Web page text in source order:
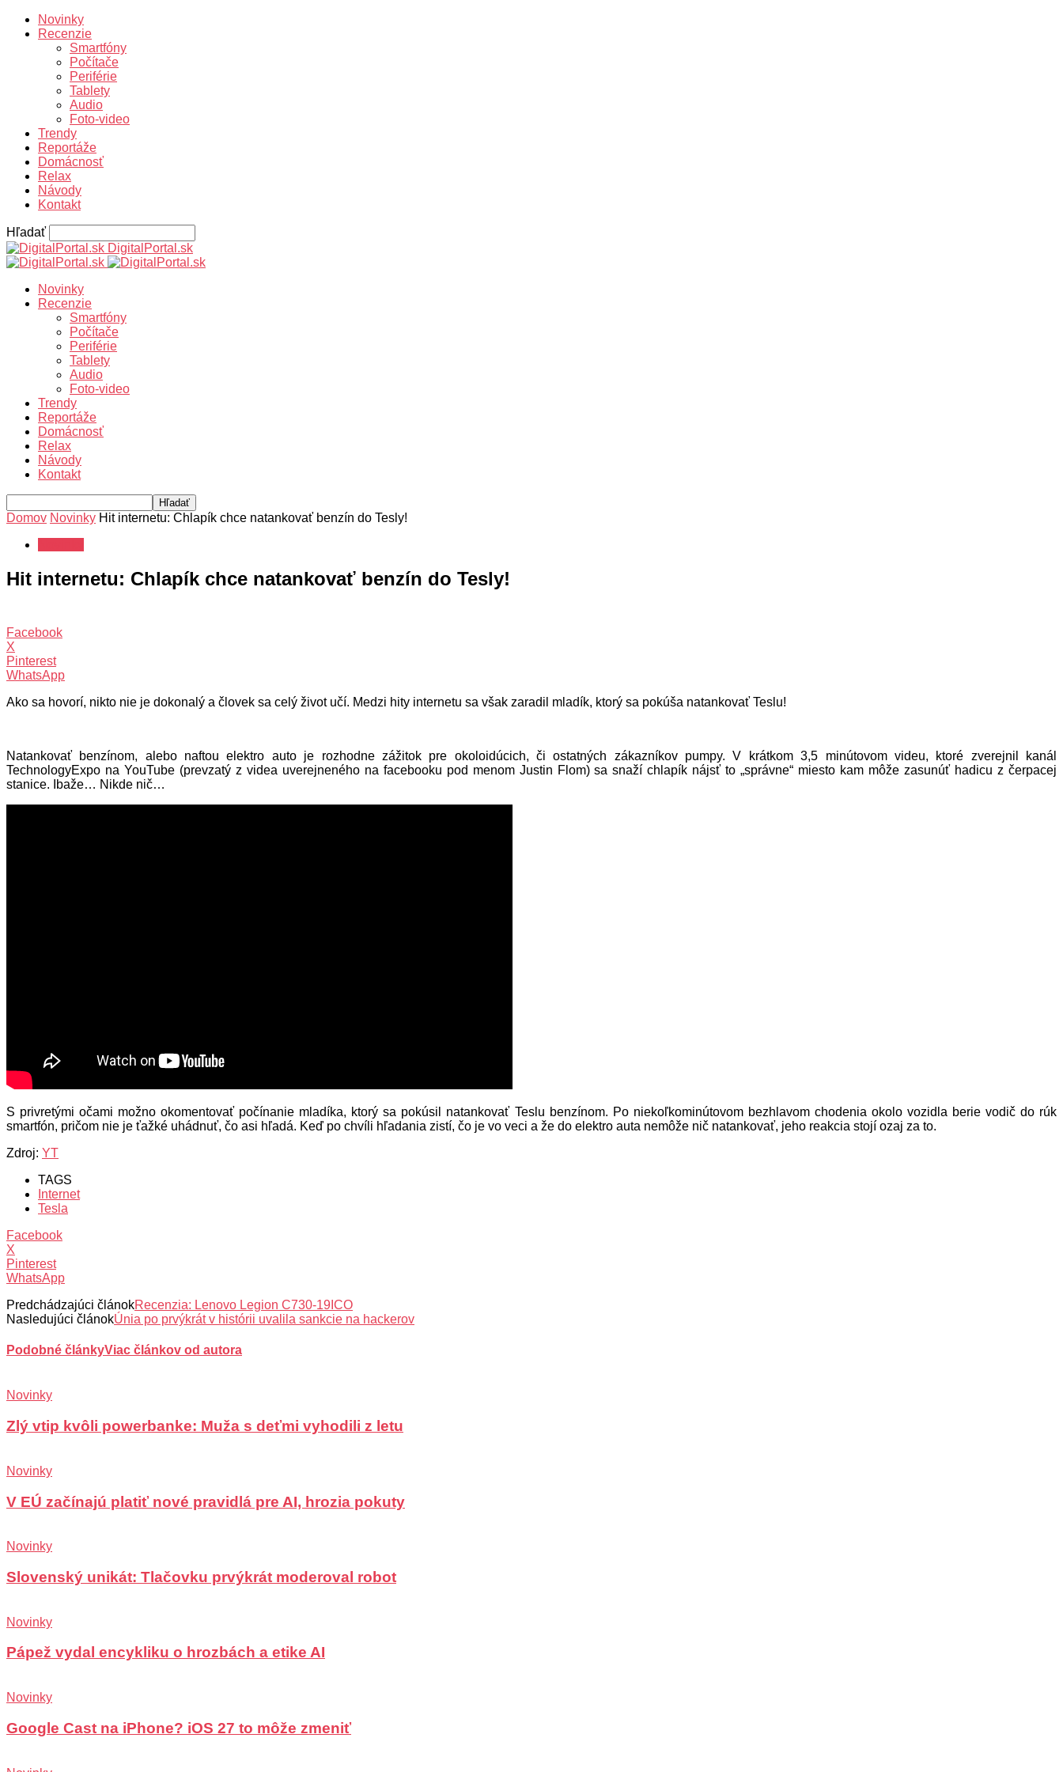
Novinky
Recenzie
Smartfóny
Počítače
Periférie
Tablety
Audio
Foto-video
Trendy
Reportáže
Domácnosť
Relax
Návody
Kontakt
Hľadať
DigitalPortal.sk
Novinky
Recenzie
Smartfóny
Počítače
Periférie
Tablety
Audio
Foto-video
Trendy
Reportáže
Domácnosť
Relax
Návody
Kontakt
Domov Novinky Hit internetu: Chlapík chce natankovať benzín do Tesly!
Hit internetu: Chlapík chce natankovať benzín do Tesly!
Facebook
X
Pinterest
WhatsApp
Ako sa hovorí, nikto nie je dokonalý a človek sa celý život učí. Medzi hity internetu sa však zaradil mladík, ktorý sa pokúša natankovať Teslu!
Natankovať benzínom, alebo naftou elektro auto je rozhodne zážitok pre okoloidúcich, či ostatných zákazníkov pumpy. V krátkom 3,5 minútovom videu, ktoré zverejnil kanál
TechnologyExpo na YouTube (prevzatý z videa uverejneného na facebooku pod menom Justin Flom) sa snaží chlapík nájsť to „správne“ miesto kam môže zasunúť hadicu z čerpacej
stanice. Ibaže… Nikde nič…
S privretými očami možno okomentovať počínanie mladíka, ktorý sa pokúsil natankovať Teslu benzínom. Po niekoľkominútovom bezhlavom chodenia okolo vozidla berie vodič do rúk
smartfón, pričom nie je ťažké uhádnuť, čo asi hľadá. Keď po chvíli hľadania zistí, čo je vo veci a že do elektro auta nemôže nič natankovať, jeho reakcia stojí ozaj za to.
Zdroj: YT
TAGS
Internet
Tesla
Facebook
X
Pinterest
WhatsApp
Predchádzajúci článokRecenzia: Lenovo Legion C730-19ICO
Nasledujúci článokÚnia po prvýkrát v histórii uvalila sankcie na hackerov
Podobné článkyViac článkov od autora
Novinky
Zlý vtip kvôli powerbanke: Muža s deťmi vyhodili z letu
Novinky
V EÚ začínajú platiť nové pravidlá pre AI, hrozia pokuty
Novinky
Slovenský unikát: Tlačovku prvýkrát moderoval robot
Novinky
Pápež vydal encykliku o hrozbách a etike AI
Novinky
Google Cast na iPhone? iOS 27 to môže zmeniť